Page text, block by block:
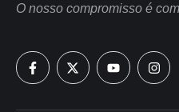
O nosso compromisso é